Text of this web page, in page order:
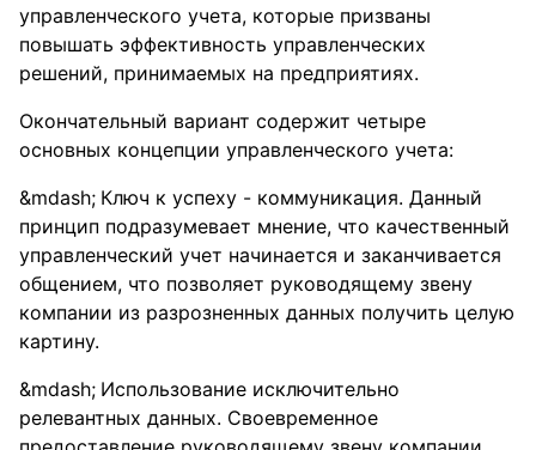
управленческого учета, которые призваны
повышать эффективность управленческих
решений, принимаемых на предприятиях.
Окончательный вариант содержит четыре
основных концепции управленческого учета:
Ключ к успеху - коммуникация. Данный
принцип подразумевает мнение, что качественный
управленческий учет начинается и заканчивается
общением, что позволяет руководящему звену
компании из разрозненных данных получить целую
картину.
Использование исключительно
релевантных данных. Своевременное